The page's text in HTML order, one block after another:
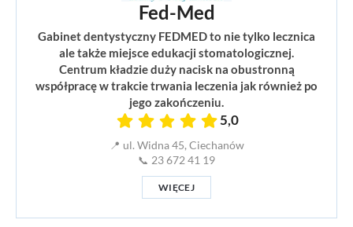
Fed-Med
Gabinet dentystyczny FEDMED to nie tylko lecznica
ale także miejsce edukacji stomatologicznej.
Centrum kładzie duży nacisk na obustronną
współpracę w trakcie trwania leczenia jak również po
jego zakończeniu.
5,0
📍 ul. Widna 45, Ciechanów
📞 23 672 41 19
WIĘCEJ